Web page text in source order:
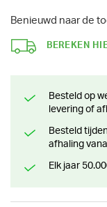
Benieuwd naar de
BEREKEN
Besteld op weekdagen voor 13 uur? Klaar voor
levering of
Besteld tijdens het weekend? Klaar voor levering of
afhaling
Elk jaar